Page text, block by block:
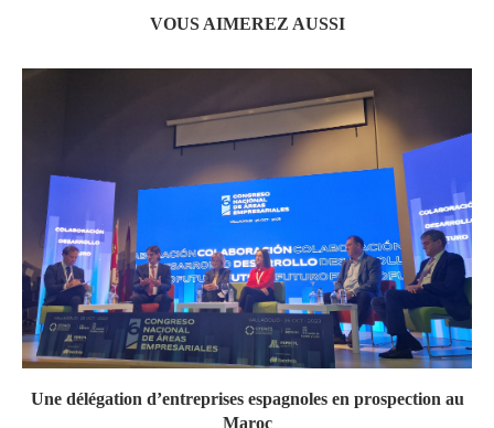
VOUS AIMEREZ AUSSI
Une délégation d’entreprises espagnoles en prospection au
Maroc